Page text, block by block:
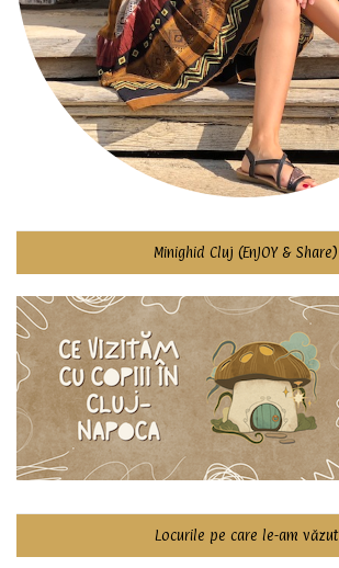
Minighid Cluj (EnJOY & Share)
Locurile pe care le-am văzut